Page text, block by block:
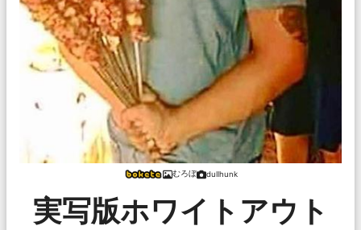
むろぼ dullhunk
実写版ホワイトアウト